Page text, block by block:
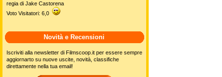
regia di Jake Castorena
Voto Visitatori: 6,0
Novità e Recensioni
Iscriviti alla newsletter di Filmscoop.it per essere sempre
aggiornarto su nuove uscite, novità, classifiche
direttamente nella tua email!